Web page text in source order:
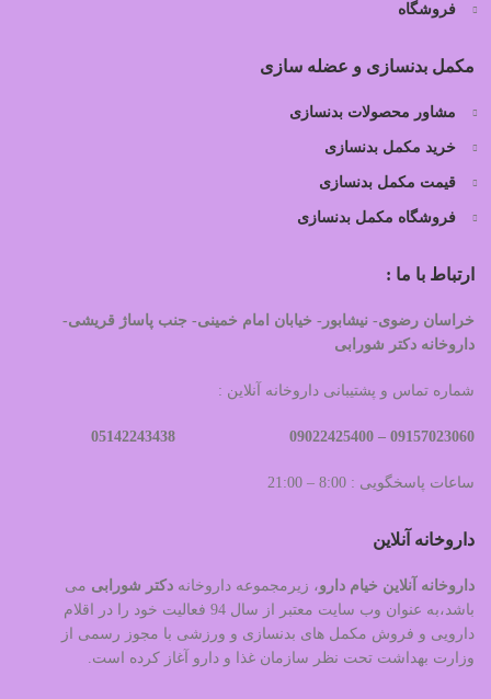
فروشگاه
مکمل بدنسازی و عضله سازی
مشاور محصولات بدنسازی
خرید مکمل بدنسازی
قیمت مکمل بدنسازی
فروشگاه مکمل بدنسازی
ارتباط با ما :
خراسان رضوی- نیشابور- خیابان امام خمینی- جنب پاساژ قریشی-
داروخانه دکتر شورابی
شماره تماس و پشتیبانی داروخانه آنلاین :
09157023060 –
ساعات پاسخگویی : 8:00 – 21:00
داروخانه آنلاین
داروخانه آنلاین خیام دارو، زیرمجموعه داروخانه دکتر شورابی می
باشد،به عنوان وب سایت معتبر از سال 94 فعالیت خود را در اقلام
دارویی و فروش مکمل های بدنسازی و ورزشی با مجوز رسمی از
وزارت بهداشت تحت نظر سازمان غذا و دارو آغاز کرده است.